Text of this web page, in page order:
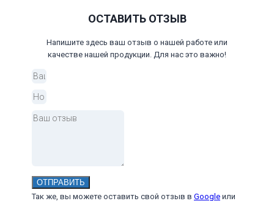
ОСТАВИТЬ ОТЗЫВ
Напишите здесь ваш отзыв о нашей работе или
качестве нашей продукции. Для нас это важно!
ОТПРАВИТЬ
Так же, вы можете оставить свой отзыв в Google или